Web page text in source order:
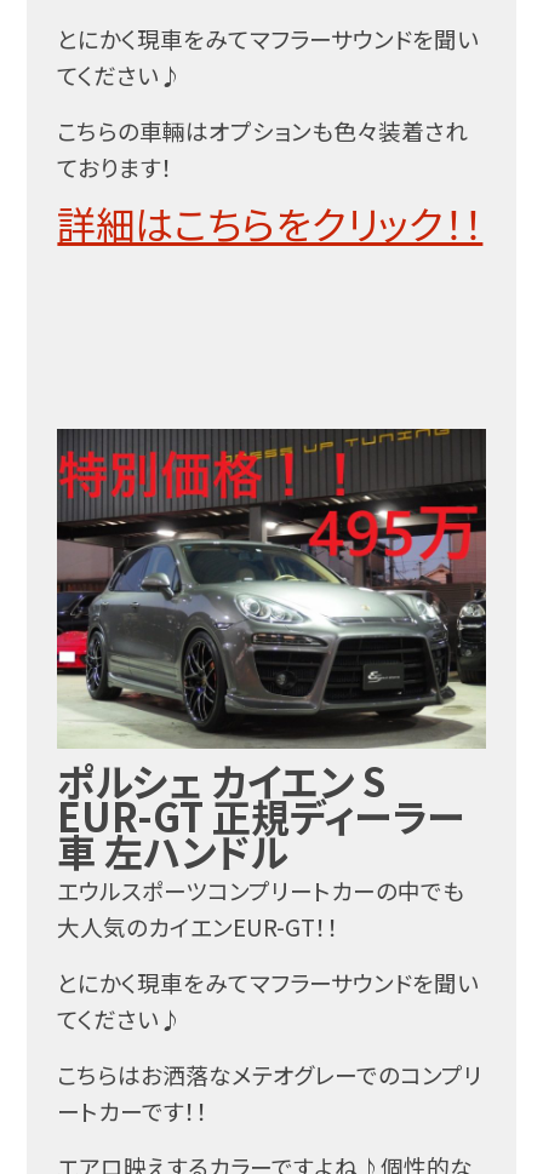
とにかく現車をみてマフラーサウンドを聞い
てください♪
こちらの車輛はオプションも色々装着され
ております！
詳細はこちらをクリック！！
ポルシェ カイエン S
EUR-GT 正規ディーラー
車 左ハンドル
エウルスポーツコンプリートカーの中でも
大人気のカイエンEUR-GT！！
とにかく現車をみてマフラーサウンドを聞い
てください♪
こちらはお洒落なメテオグレーでのコンプリ
ートカーです！！
エアロ映えするカラーですよね♪個性的な